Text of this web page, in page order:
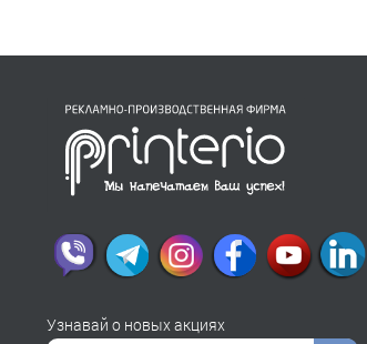
Узнавай о новых акциях